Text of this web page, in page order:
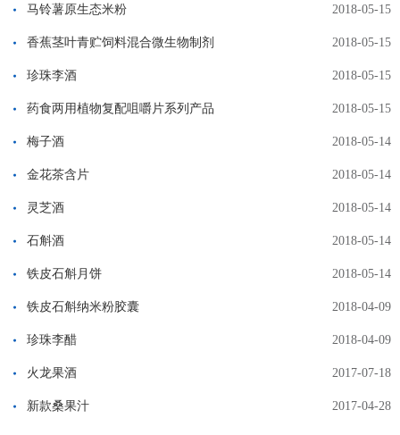
2018-05-15
马铃薯原生态米粉
2018-05-15
香蕉茎叶青贮饲料混合微生物制剂
2018-05-15
珍珠李酒
2018-05-15
药食两用植物复配咀嚼片系列产品
2018-05-14
梅子酒
2018-05-14
金花茶含片
2018-05-14
灵芝酒
2018-05-14
石斛酒
2018-05-14
铁皮石斛月饼
2018-04-09
铁皮石斛纳米粉胶囊
2018-04-09
珍珠李醋
2017-07-18
火龙果酒
2017-04-28
新款桑果汁